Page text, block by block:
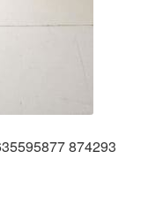
874293